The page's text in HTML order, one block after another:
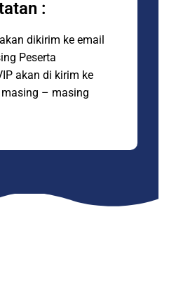
:
dikirim ke email
Peserta
akan di kirim ke
– masing